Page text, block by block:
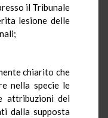
il Tribunale
lesione delle
chiarito che
nella specie le
attribuzioni del
dalla supposta